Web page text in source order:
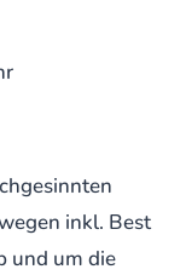
inkl. Best
und um die